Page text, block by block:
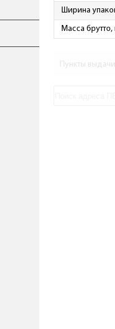
Ширина
Масса брутто,
Пункты